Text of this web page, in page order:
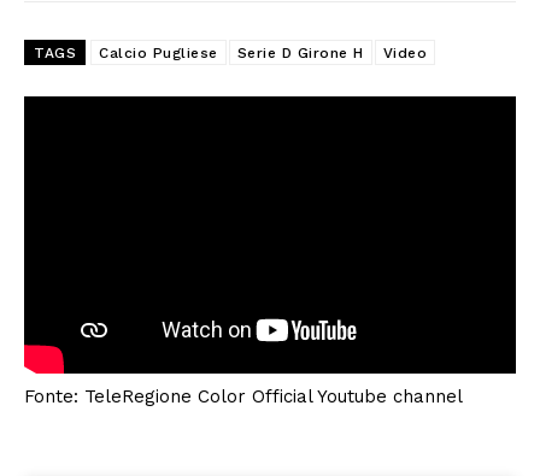
TAGS Calcio Pugliese Serie D Girone H Video
Fonte: TeleRegione Color Official Youtube channel